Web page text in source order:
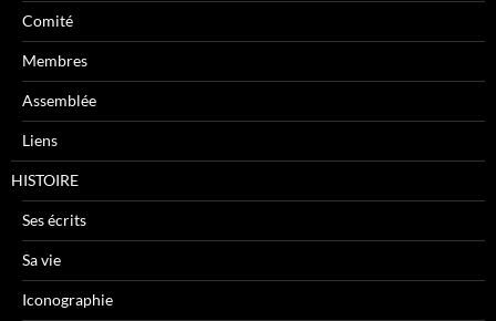
Comité
Membres
Assemblée
Liens
HISTOIRE
Ses écrits
Sa vie
Iconographie